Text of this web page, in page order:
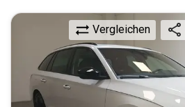
Vergleichen